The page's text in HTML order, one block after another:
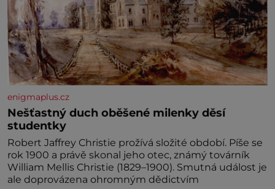
enigmaplus.cz
Nešťastný duch oběšené milenky děsí
studentky
Robert Jaffrey Christie prožívá složité období. Píše se
rok 1900 a právě skonal jeho otec, známý továrník
William Mellis Christie (1829–1900). Smutná událost je
ale doprovázena ohromným dědictvím